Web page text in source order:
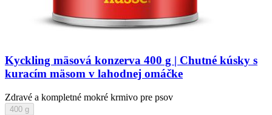
Kyckling mäsová konzerva 400 g | Chutné kúsky s
kuracím mäsom v lahodnej omáčke
Zdravé a kompletné mokré krmivo pre psov
400 g